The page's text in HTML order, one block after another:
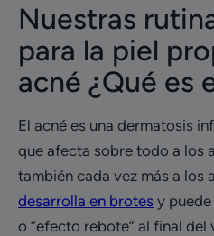
Nuestras
para la piel
acné ¿Qué es
El acné es una dermatosis
que afecta sobre todo a los
también cada vez más a los
desarrolla en brotes y
o “efecto rebote” al final